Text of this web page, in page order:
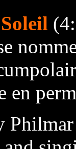
en
Philmar